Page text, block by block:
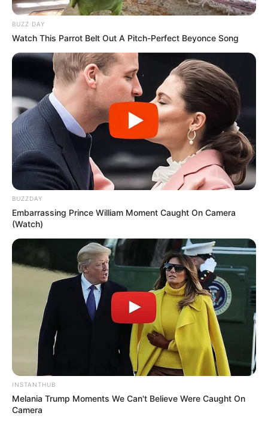
Happy Hooligans
O que pode substituir a cola?
Como fazer artesanatos
Quer aprender a fazer cola de maneira fácil?
BUZZ DAY
Watch This Parrot Belt Out A Pitch-Perfect Beyonce Song
BUZZDAY
Embarrassing Prince William Moment Caught On Camera
(Watch)
INSTANTHUB
Melania Trump Moments We Can't Believe Were Caught On
Camera